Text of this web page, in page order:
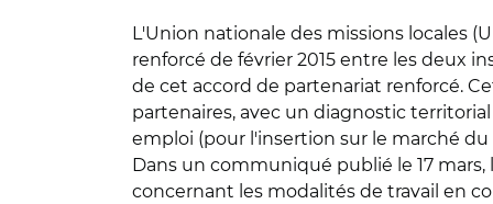
L'Union nationale des missions locales
renforcé de février 2015 entre les deux
de cet accord de partenariat renforcé.
partenaires, avec un diagnostic
emploi (pour l'insertion sur le marché
Dans un communiqué publié le 17
concernant les modalités de travail en